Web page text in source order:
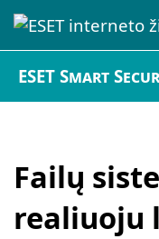
ESET Smart
Failų
realiuoju